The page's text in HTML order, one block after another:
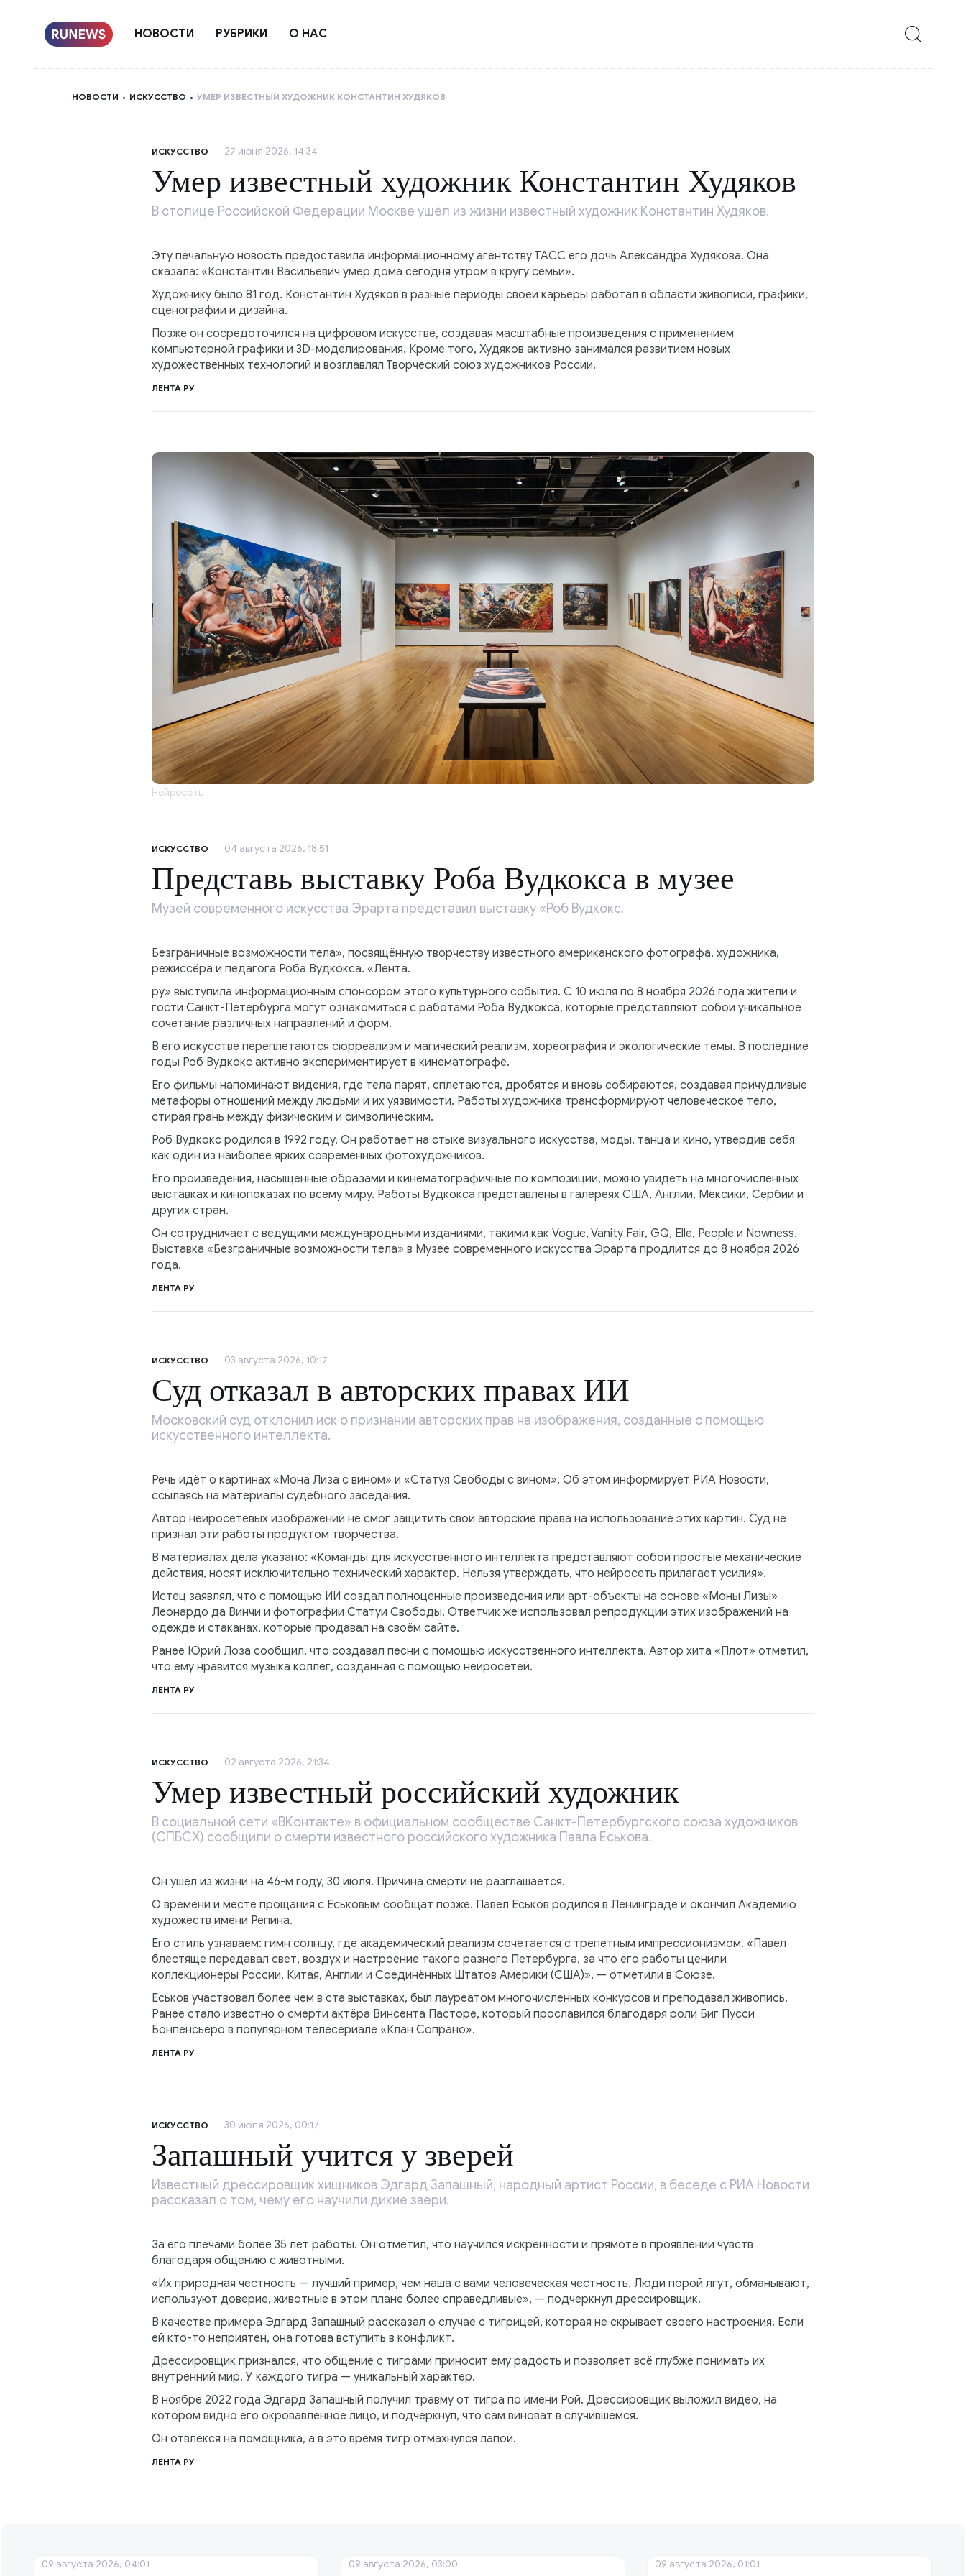
НОВОСТИ РУБРИКИ О НАС
НОВОСТИ ИСКУССТВО УМЕР ИЗВЕСТНЫЙ ХУДОЖНИК КОНСТАНТИН ХУДЯКОВ
ИСКУССТВО 27 июня 2026, 14:34
Умер известный художник Константин Худяков
В столице Российской Федерации Москве ушёл из жизни известный художник Константин Худяков.
Эту печальную новость предоставила информационному агентству ТАСС его дочь Александра Худякова. Она
сказала: «Константин Васильевич умер дома сегодня утром в кругу семьи».
Художнику было 81 год. Константин Худяков в разные периоды своей карьеры работал в области живописи, графики,
сценографии и дизайна.
Позже он сосредоточился на цифровом искусстве, создавая масштабные произведения с применением
компьютерной графики и 3D-моделирования. Кроме того, Худяков активно занимался развитием новых
художественных технологий и возглавлял Творческий союз художников России.
ЛЕНТА РУ
Нейросеть
ИСКУССТВО 04 августа 2026, 18:51
Представь выставку Роба Вудкокса в музее
Музей современного искусства Эрарта представил выставку «Роб Вудкокс.
Безграничные возможности тела», посвящённую творчеству известного американского фотографа, художника,
режиссёра и педагога Роба Вудкокса. «Лента.
ру» выступила информационным спонсором этого культурного события. С 10 июля по 8 ноября 2026 года жители и
гости Санкт-Петербурга могут ознакомиться с работами Роба Вудкокса, которые представляют собой уникальное
сочетание различных направлений и форм.
В его искусстве переплетаются сюрреализм и магический реализм, хореография и экологические темы. В последние
годы Роб Вудкокс активно экспериментирует в кинематографе.
Его фильмы напоминают видения, где тела парят, сплетаются, дробятся и вновь собираются, создавая причудливые
метафоры отношений между людьми и их уязвимости. Работы художника трансформируют человеческое тело,
стирая грань между физическим и символическим.
Роб Вудкокс родился в 1992 году. Он работает на стыке визуального искусства, моды, танца и кино, утвердив себя
как один из наиболее ярких современных фотохудожников.
Его произведения, насыщенные образами и кинематографичные по композиции, можно увидеть на многочисленных
выставках и кинопоказах по всему миру. Работы Вудкокса представлены в галереях США, Англии, Мексики, Сербии и
других стран.
Он сотрудничает с ведущими международными изданиями, такими как Vogue, Vanity Fair, GQ, Elle, People и Nowness.
Выставка «Безграничные возможности тела» в Музее современного искусства Эрарта продлится до 8 ноября 2026
года.
ЛЕНТА РУ
ИСКУССТВО 03 августа 2026, 10:17
Суд отказал в авторских правах ИИ
Московский суд отклонил иск о признании авторских прав на изображения, созданные с помощью
искусственного интеллекта.
Речь идёт о картинах «Мона Лиза с вином» и «Статуя Свободы с вином». Об этом информирует РИА Новости,
ссылаясь на материалы судебного заседания.
Автор нейросетевых изображений не смог защитить свои авторские права на использование этих картин. Суд не
признал эти работы продуктом творчества.
В материалах дела указано: «Команды для искусственного интеллекта представляют собой простые механические
действия, носят исключительно технический характер. Нельзя утверждать, что нейросеть прилагает усилия».
Истец заявлял, что с помощью ИИ создал полноценные произведения или арт-объекты на основе «Моны Лизы»
Леонардо да Винчи и фотографии Статуи Свободы. Ответчик же использовал репродукции этих изображений на
одежде и стаканах, которые продавал на своём сайте.
Ранее Юрий Лоза сообщил, что создавал песни с помощью искусственного интеллекта. Автор хита «Плот» отметил,
что ему нравится музыка коллег, созданная с помощью нейросетей.
ЛЕНТА РУ
ИСКУССТВО 02 августа 2026, 21:34
Умер известный российский художник
В социальной сети «ВКонтакте» в официальном сообществе Санкт-Петербургского союза художников
(СПБСХ) сообщили о смерти известного российского художника Павла Еськова.
Он ушёл из жизни на 46-м году, 30 июля. Причина смерти не разглашается.
О времени и месте прощания с Еськовым сообщат позже. Павел Еськов родился в Ленинграде и окончил Академию
художеств имени Репина.
Его стиль узнаваем: гимн солнцу, где академический реализм сочетается с трепетным импрессионизмом. «Павел
блестяще передавал свет, воздух и настроение такого разного Петербурга, за что его работы ценили
коллекционеры России, Китая, Англии и Соединённых Штатов Америки (США)», — отметили в Союзе.
Еськов участвовал более чем в ста выставках, был лауреатом многочисленных конкурсов и преподавал живопись.
Ранее стало известно о смерти актёра Винсента Пасторе, который прославился благодаря роли Биг Пусси
Бонпенсьеро в популярном телесериале «Клан Сопрано».
ЛЕНТА РУ
ИСКУССТВО 30 июля 2026, 00:17
Запашный учится у зверей
Известный дрессировщик хищников Эдгард Запашный, народный артист России, в беседе с РИА Новости
рассказал о том, чему его научили дикие звери.
За его плечами более 35 лет работы. Он отметил, что научился искренности и прямоте в проявлении чувств
благодаря общению с животными.
«Их природная честность — лучший пример, чем наша с вами человеческая честность. Люди порой лгут, обманывают,
используют доверие, животные в этом плане более справедливые», — подчеркнул дрессировщик.
В качестве примера Эдгард Запашный рассказал о случае с тигрицей, которая не скрывает своего настроения. Если
ей кто-то неприятен, она готова вступить в конфликт.
Дрессировщик признался, что общение с тиграми приносит ему радость и позволяет всё глубже понимать их
внутренний мир. У каждого тигра — уникальный характер.
В ноябре 2022 года Эдгард Запашный получил травму от тигра по имени Рой. Дрессировщик выложил видео, на
котором видно его окровавленное лицо, и подчеркнул, что сам виноват в случившемся.
Он отвлекся на помощника, а в это время тигр отмахнулся лапой.
ЛЕНТА РУ
09 августа 2026, 04:01 09 августа 2026, 03:00 09 августа 2026, 01:01